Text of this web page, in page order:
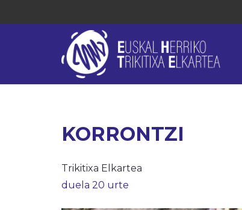
KORRONTZI
Trikitixa Elkartea
duela 20 urte